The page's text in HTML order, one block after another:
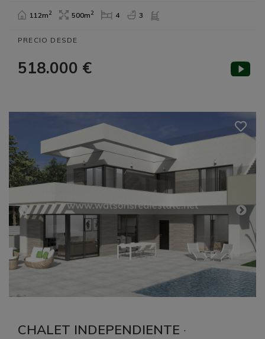
112m2 500m2 4 3
PRECIO DESDE
518.000 €
CHALET INDEPENDIENTE ·